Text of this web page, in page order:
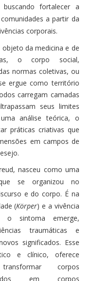
buscando fortalecer a
a partir da
corporais.
da medicina e de
o corpo social,
normas coletivas, ou
ergue como território
carregam camadas
seus limites
análise teórica, o
práticas criativas que
em campos de
nasceu como uma
se organizou no
e do corpo. É na
(Körper) e a vivência
sintoma emerge,
traumáticas e
significados. Esse
e clínico, oferece
corpos
em corpos